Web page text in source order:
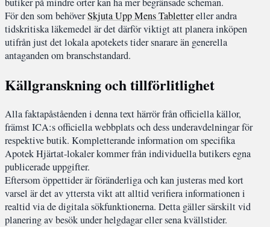
För den som behöverSkjuta Upp Mens Tablettereller andra
tidskritiska läkemedel är det därför viktigt att planera inköpen
utifrån just det lokala apotekets tider snarare än generella
antaganden om branschstandard.
Källgranskning och tillförlitlighet
Alla faktapåståenden i denna text härrör från officiella källor,
främst ICA:s officiella webbplats och dess underavdelningar för
respektive butik. Kompletterande information om specifika
Apotek Hjärtat-lokaler kommer från individuella butikers egna
publicerade uppgifter.
Eftersom öppettider är föränderliga och kan justeras med kort
varsel är det av yttersta vikt att alltid verifiera informationen i
realtid via de digitala sökfunktionerna. Detta gäller särskilt vid
planering av besök under helgdagar eller sena kvällstider.